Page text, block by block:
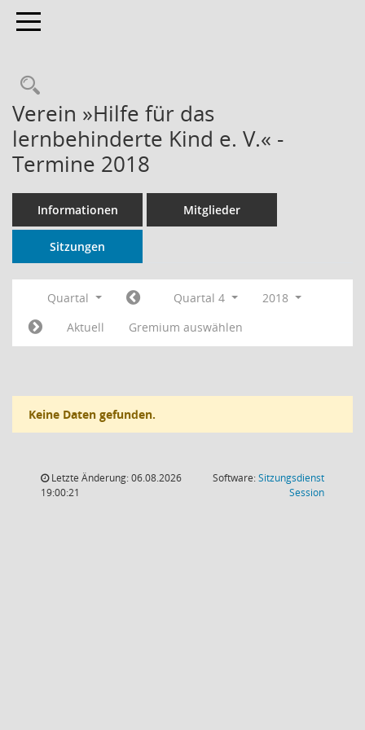
Toggle navigation
Rechercheauswahl
Verein »Hilfe für das
lernbehinderte Kind e. V.« -
Termine 2018
Informationen Mitglieder
Sitzungen
Quartal Quartal 4
2018
Aktuell
Gremium auswählen
Keine Daten gefunden.
Letzte Änderung: 06.08.2026
19:00:21
Software:Sitzungsdienst
Session(Wird in